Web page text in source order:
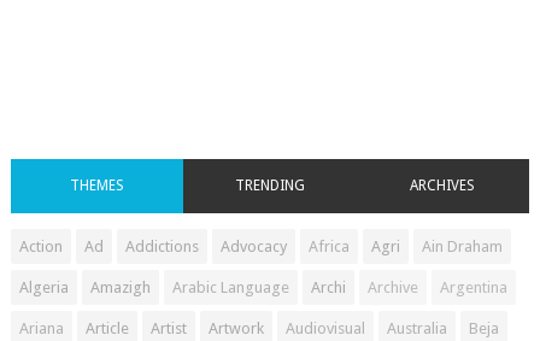
THEMES TRENDING ARCHIVES
Action Ad Addictions Advocacy Africa Agri Ain Draham
Algeria Amazigh Arabic Language Archi Archive Argentina
Ariana Article Artist Artwork Audiovisual Australia Beja